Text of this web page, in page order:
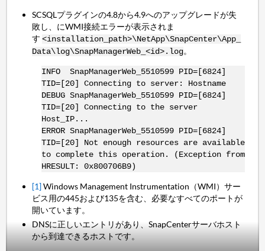
SCSQLプラグインの4.8から4.9へのアップグレードが失
敗し、にWMI接続エラーが表示されま
す<installation_path>\NetApp\SnapCenter\App_
Data\log\SnapManagerWeb_<id>.log。
INFO SnapManagerWeb_5510599 PID=[6824]
TID=[20] Connecting to server: Hostname
DEBUG SnapManagerWeb_5510599 PID=[6824]
TID=[20] Connecting to the server
Host_IP...
ERROR SnapManagerWeb_5510599 PID=[6824]
TID=[20] Not enough resources are available
to complete this operation. (Exception from
HRESULT: 0x800706B9)
[1]Windows Management Instrumentation（WMI）サー
ビス用の445および135を含む、必要なすべてのポートが
開いています。
DNSに正しいエントリがあり、SnapCenterサーバホスト
から到達できるホストです。